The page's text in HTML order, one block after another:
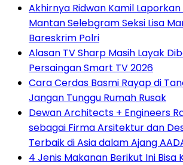
Akhirnya Ridwan Kamil Laporkan
Mantan Selebgram Seksi Lisa
Bareskrim Polri
Alasan TV Sharp Masih Layak
Persaingan Smart TV 2026
Cara Cerdas Basmi Rayap di
Jangan Tunggu Rumah Rusak
Dewan Architects + Engineers
sebagai Firma Arsitektur dan
Terbaik di Asia dalam Ajang
4 Jenis Makanan Berikut Ini Bisa